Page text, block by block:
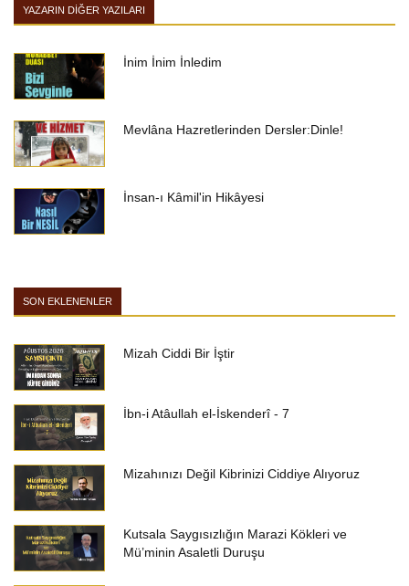
YAZARIN DIĞER YAZILARI
İnim İnim İnledim
Mevlâna Hazretlerinden Dersler:Dinle!
İnsan-ı Kâmil'in Hikâyesi
SON EKLENENLER
Mizah Ciddi Bir İştir
İbn-i Atâullah el-İskenderî - 7
Mizahınızı Değil Kibrinizi Ciddiye Alıyoruz
Kutsala Saygısızlığın Marazi Kökleri ve
Mü’minin Asaletli Duruşu